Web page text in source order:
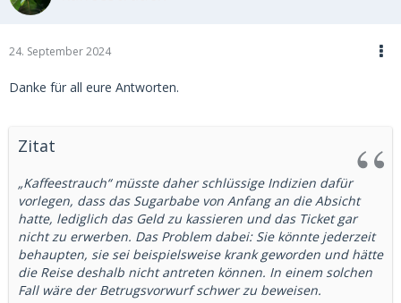
24. September 2024
Danke für all eure Antworten.
Zitat
„Kaffeestrauch“ müsste daher schlüssige Indizien dafür
vorlegen, dass das Sugarbabe von Anfang an die Absicht
hatte, lediglich das Geld zu kassieren und das Ticket gar
nicht zu erwerben. Das Problem dabei: Sie könnte jederzeit
behaupten, sie sei beispielsweise krank geworden und hätte
die Reise deshalb nicht antreten können. In einem solchen
Fall wäre der Betrugsvorwurf schwer zu beweisen.